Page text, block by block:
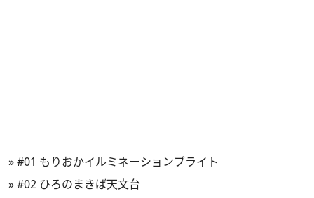
»#01 もりおかイルミネーションブライト
»#02 ひろのまきば天文台